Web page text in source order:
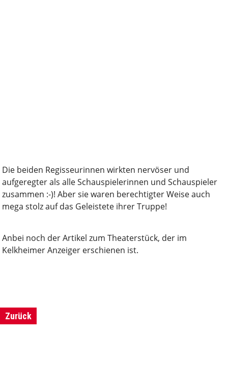
Die beiden Regisseurinnen wirkten nervöser und
aufgeregter als alle Schauspielerinnen und Schauspieler
zusammen :-)! Aber sie waren berechtigter Weise auch
mega stolz auf das Geleistete ihrer Truppe!
Anbei noch der Artikel zum Theaterstück, der im
Kelkheimer Anzeiger erschienen ist.
Zurück